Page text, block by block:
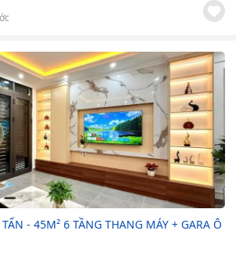
- 45M² 6 TẦNG THANG MÁY + GARA Ô